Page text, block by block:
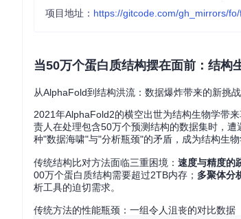
项目地址： https://gitcode.com/gh_mirrors/
当50万个蛋白质结构摆在面前：结构
从AlphaFold到结构洪流：数据爆炸带来的新挑战
2021年AlphaFold2的横空出世为结构生物学带
责人在处理包含50万个预测结构的数据集时，
种"数据海啸"与"分析瓶颈"的矛盾，成为结构生物
传统结构比对方法面临三重困境： 速度与精度的
00万个蛋白质结构需要超过2TB内存； 多聚体分
析工具的迫切需求。
传统方法的性能瓶颈：一组令人沮丧的对比数据